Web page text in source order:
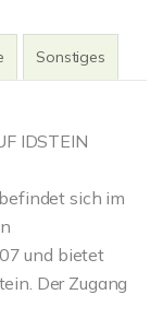
Sonstiges
IDSTEIN
sich im
und bietet
Der Zugang